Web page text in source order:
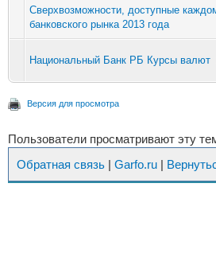
Сверхвозможности, доступные
банковского рынка 2013 года
Национальный Банк РБ Курсы валют
Версия для просмотра
Пользователи просматривают эту
Обратная связь | Garfo.ru |